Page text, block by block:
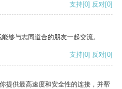
支持[0] 反对[0]
够与志同道合的朋友一起交流。
支持[0] 反对[0]
提供最高速度和安全性的连接，并帮